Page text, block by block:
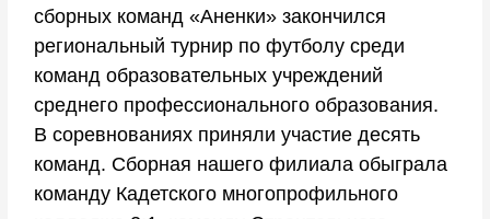
сборных команд «Аненки» закончился
региональный турнир по футболу среди
команд образовательных учреждений
среднего профессионального образования.
В соревнованиях приняли участие десять
команд. Сборная нашего филиала обыграла
команду Кадетского многопрофильного